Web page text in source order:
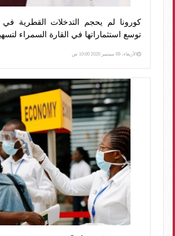
كورونا لم يحجم التدخلات القطرية في
توسع استثماراتها في القارة السمراء
الأربعاء، 09 سبتمبر 2020 10:00 ص